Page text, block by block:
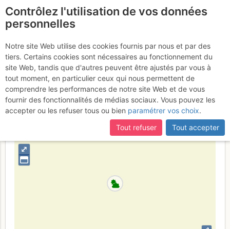
Nouveau secteur : PAT
Dimanche 9 avril 2017
France Isère
⤢
Contrôlez l'utilisation de vos données
personnelles
Notre site Web utilise des cookies fournis par nous et par des
tiers. Certains cookies sont nécessaires au fonctionnement du
site Web, tandis que d'autres peuvent être ajustés par vous à
tout moment, en particulier ceux qui nous permettent de
comprendre les performances de notre site Web et de vous
fournir des fonctionnalités de médias sociaux. Vous pouvez les
accepter ou les refuser tous ou bien paramétrer vos choix.
Tout refuser
Tout accepter